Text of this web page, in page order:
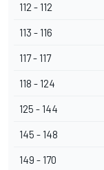
112 - 112
113 - 116
117 - 117
118 - 124
125 - 144
145 - 148
149 - 170